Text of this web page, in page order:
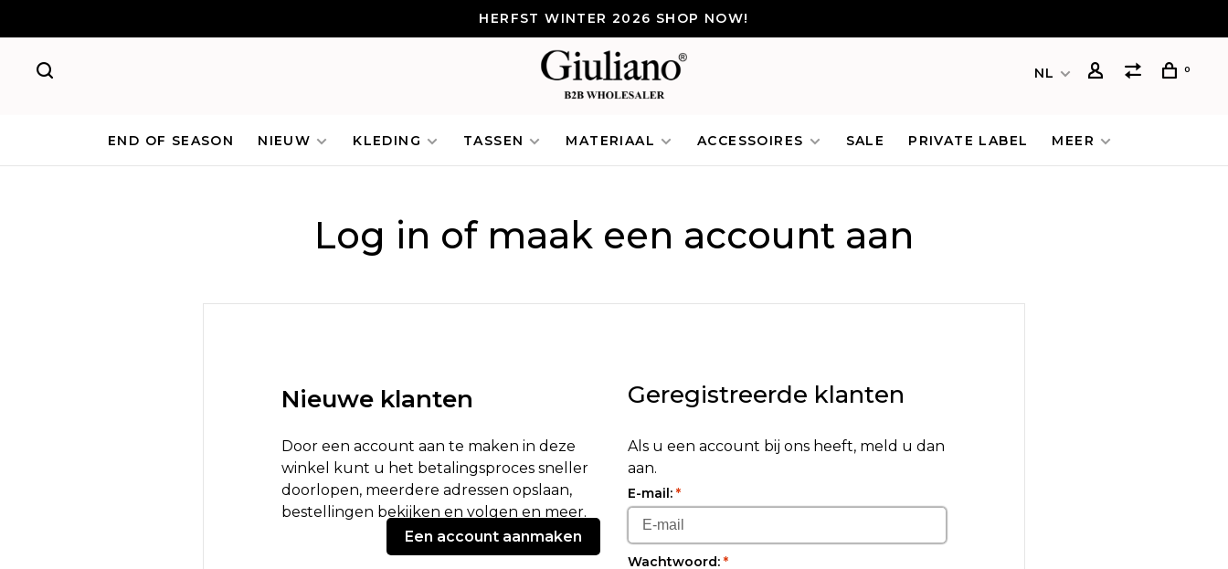
HERFST WINTER 2026 SHOP NOW!
NL 0
END OF SEASON NIEUW KLEDING TASSEN MATERIAAL ACCESSOIRES SALE PRIVATE LABEL MEER
Log in of maak een account aan
Nieuwe klanten
Door een account aan te maken in deze
winkel kunt u het betalingsproces sneller
doorlopen, meerdere adressen opslaan,
bestellingen bekijken en volgen en meer.
Een account aanmaken
Geregistreerde klanten
Als u een account bij ons heeft, meld u dan
aan.
E-mail: *
Wachtwoord: *